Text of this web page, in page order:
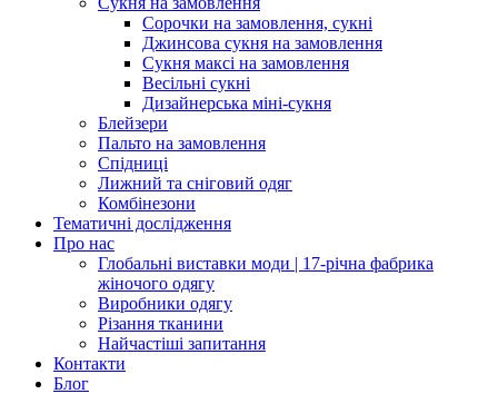
Сорочки на замовлення, сукні
Джинсова сукня на замовлення
Сукня максі на замовлення
Весільні сукні
Дизайнерська міні-сукня
Блейзери
Пальто на замовлення
Спідниці
Лижний та сніговий одяг
Комбінезони
Тематичні дослідження
Про нас
Глобальні виставки моди | 17-річна фабрика
жіночого одягу
Виробники одягу
Різання тканини
Найчастіші запитання
Контакти
Блог